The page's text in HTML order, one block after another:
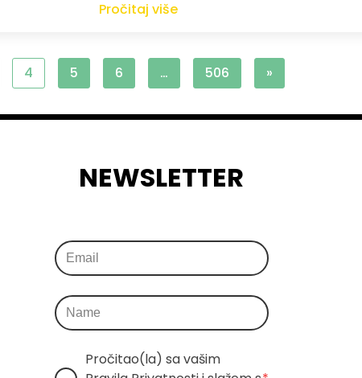
Pročitaj više
4 5 6 … 506 »
NEWSLETTER
Pročitao(la) sa vašim